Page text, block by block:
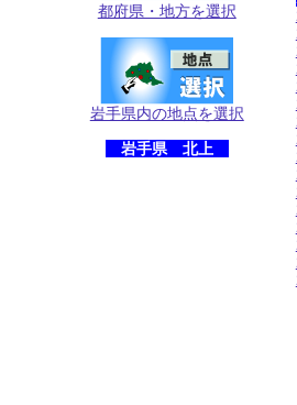
都府県・地方を選択
岩手県内の地点を選択
岩手県 北上